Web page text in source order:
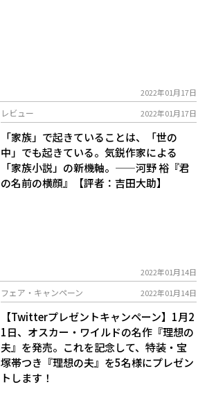
2022年01月17日
レビュー 2022年01月17日
「家族」で起きていることは、「世の
中」でも起きている。気鋭作家による
「家族小説」の新機軸。——河野 裕『君
の名前の横顔』【評者：吉田大助】
2022年01月14日
フェア・キャンペーン 2022年01月14日
【Twitterプレゼントキャンペーン】1月2
1日、オスカー・ワイルドの名作『理想の
夫』を発売。これを記念して、特装・宝
塚帯つき『理想の夫』を5名様にプレゼン
トします！